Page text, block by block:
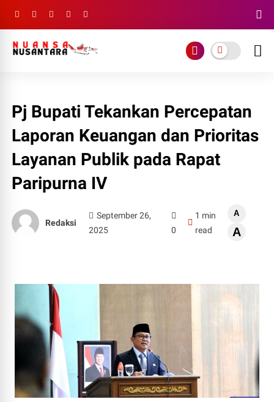
Pj Bupati Tekankan Percepatan
Laporan Keuangan dan Prioritas
Layanan Publik pada Rapat
Paripurna IV
Redaksi
September 26,
2025
0
1 min
read
A
A